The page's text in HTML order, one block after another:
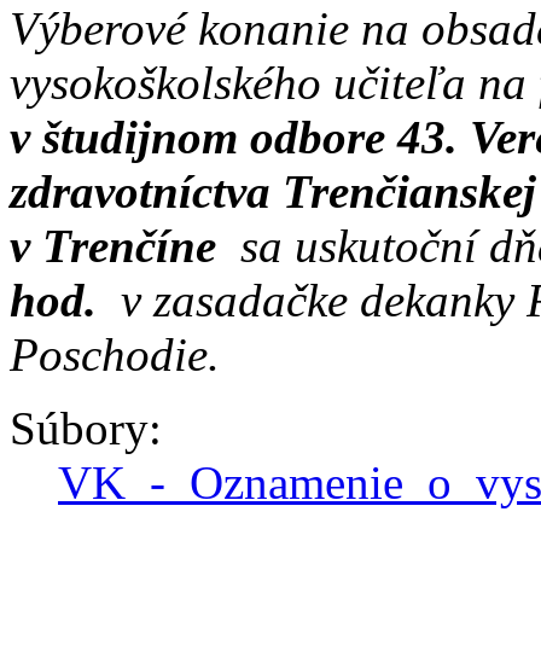
Výberové konanie na
vysokoškolského učiteľa
v študijnom odbore 43.
zdravotníctva
v Trenčíne sa uskutoční
hod. v zasadačke
Poschodie.
Súbory:
VK_-